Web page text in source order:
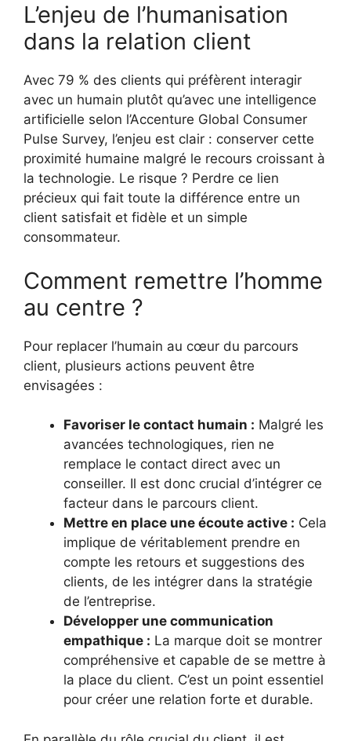
L’enjeu de l’humanisation
dans la relation client
Avec 79 % des clients qui préfèrent interagir
avec un humain plutôt qu’avec une intelligence
artificielle selon l’Accenture Global Consumer
Pulse Survey, l’enjeu est clair : conserver cette
proximité humaine malgré le recours croissant à
la technologie. Le risque ? Perdre ce lien
précieux qui fait toute la différence entre un
client satisfait et fidèle et un simple
consommateur.
Comment remettre l’homme
au centre ?
Pour replacer l’humain au cœur du parcours
client, plusieurs actions peuvent être
envisagées :
Favoriser le contact humain : Malgré les
avancées technologiques, rien ne
remplace le contact direct avec un
conseiller. Il est donc crucial d’intégrer ce
facteur dans le parcours client.
Mettre en place une écoute active : Cela
implique de véritablement prendre en
compte les retours et suggestions des
clients, de les intégrer dans la stratégie
de l’entreprise.
Développer une communication
empathique : La marque doit se montrer
compréhensive et capable de se mettre à
la place du client. C’est un point essentiel
pour créer une relation forte et durable.